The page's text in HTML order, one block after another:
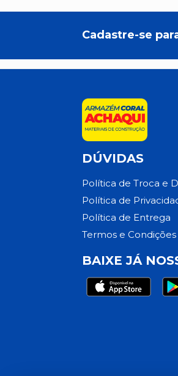
Cadastre-se
DÚVIDAS
Política de Troca e
Política de
Política de Entrega
Termos e Condições
BAIXE JÁ